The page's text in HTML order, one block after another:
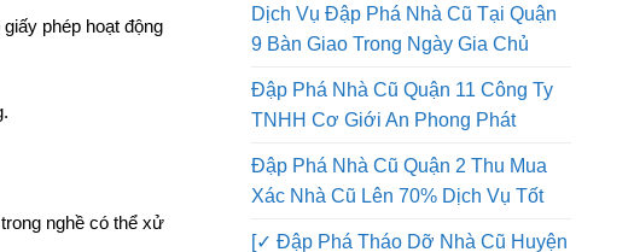
lượng để nhận công
phép hoạt động
Trọn Gói Tháo Dỡ Nhà Cũ Quận 12
AN PHONG PHÁT
Dịch Vụ Đập Phá Nhà Cũ Tại Quận
9 Bàn Giao Trong Ngày Gia Chủ
Đập Phá Nhà Cũ Quận 11 Công Ty
TNHH Cơ Giới An Phong Phát
Đập Phá Nhà Cũ Quận 2 Thu Mua